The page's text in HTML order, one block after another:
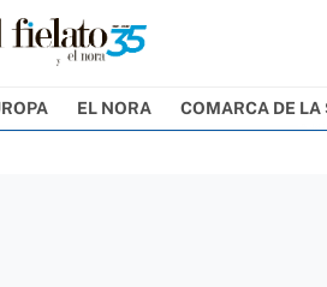
EL NORA COMARCA DE LA